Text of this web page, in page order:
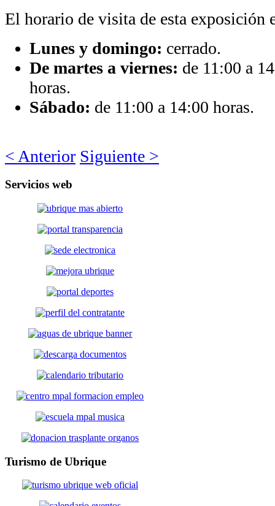
El horario de visita de esta exposición
Lunes y domingo: cerrado.
De martes a viernes: de 11:00 a
horas.
Sábado: de 11:00 a 14:00 horas.
< Anterior Siguiente >
Servicios web
Turismo de Ubrique